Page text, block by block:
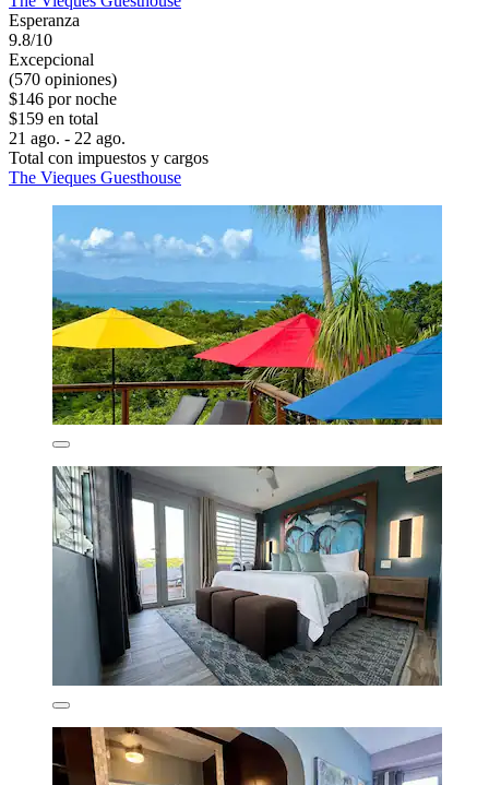
Esperanza
9.8/10
Excepcional
(570 opiniones)
$146 por noche
$159 en total
21 ago. - 22 ago.
Total con impuestos y cargos
The Vieques Guesthouse